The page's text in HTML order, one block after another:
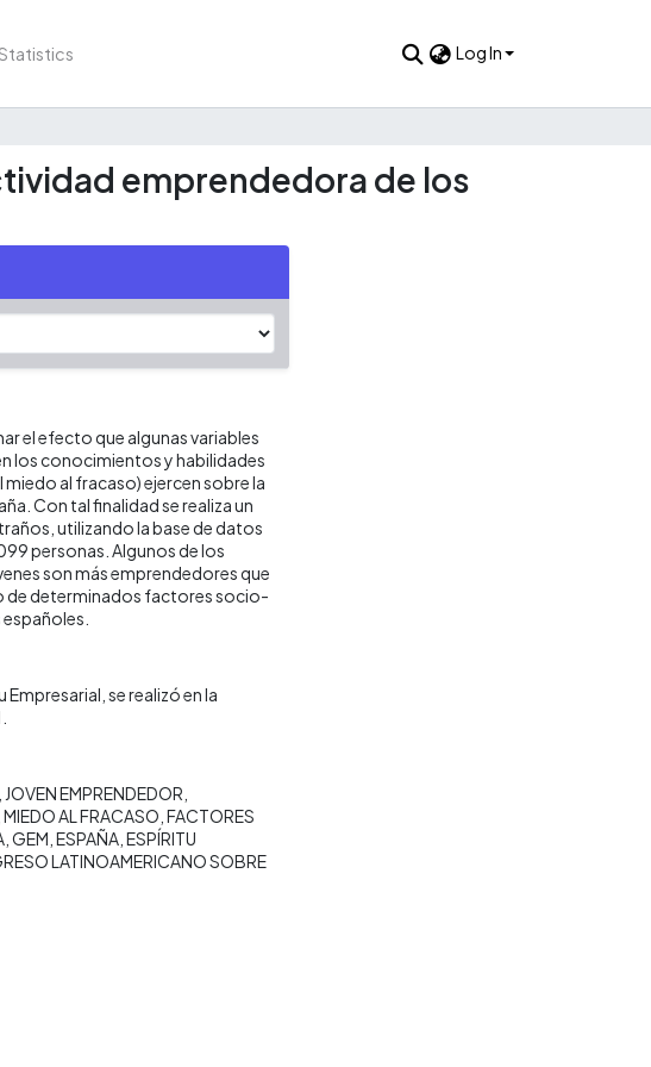
Log In
emprendedora de los
el efecto que algunas variables
los conocimientos y habilidades
al fracaso) ejercen sobre la
Con tal finalidad se realiza un
utilizando la base de datos
personas. Algunos de los
son más emprendedores que
de determinados factores socio-
se realizó en la
JOVEN EMPRENDEDOR
MIEDO AL FRACASO FACTORES
GEM ESPAÑA ESPÍRITU
LATINOAMERICANO SOBRE